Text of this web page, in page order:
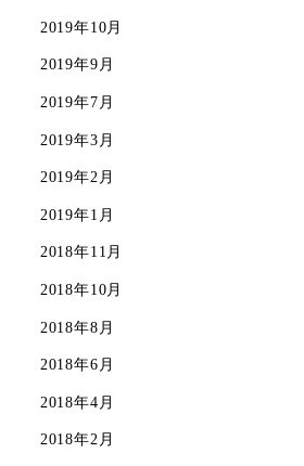
2019年10月
2019年9月
2019年7月
2019年3月
2019年2月
2019年1月
2018年11月
2018年10月
2018年8月
2018年6月
2018年4月
2018年2月